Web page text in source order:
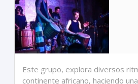
Este grupo, explora diversos
continente africano, haciendo